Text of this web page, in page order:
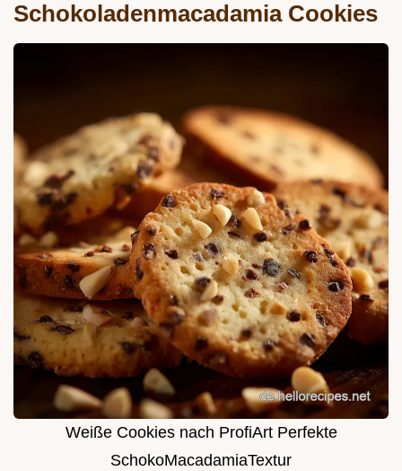
Schokoladenmacadamia Cookies
Weiße Cookies nach ProfiArt Perfekte
SchokoMacadamiaTextur